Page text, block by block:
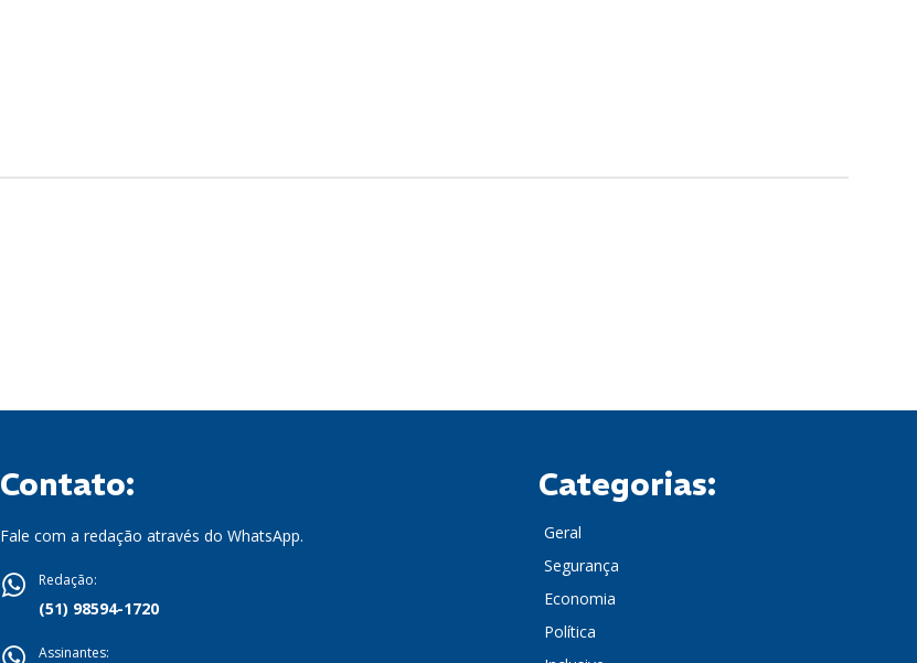
Contato:
Fale com a redação através do WhatsApp.
Redação:
(51) 98594-1720
Assinantes:
Categorias:
Geral
Segurança
Economia
Política